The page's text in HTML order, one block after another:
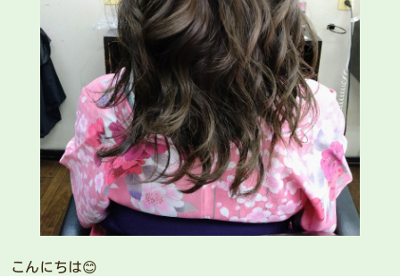
こんにちは😊